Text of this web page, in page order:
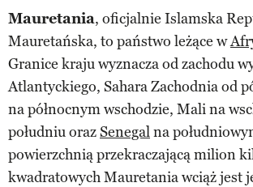
Mauretania, oficjalnie Islamska
Mauretańska, to państwo leżące w
Granice kraju wyznacza od zachodu
Atlantyckiego, Sahara Zachodnia od
na północnym wschodzie, Mali na
południu orazSenegalna
powierzchnią przekraczającą milion
kwadratowych Mauretania wciąż jest